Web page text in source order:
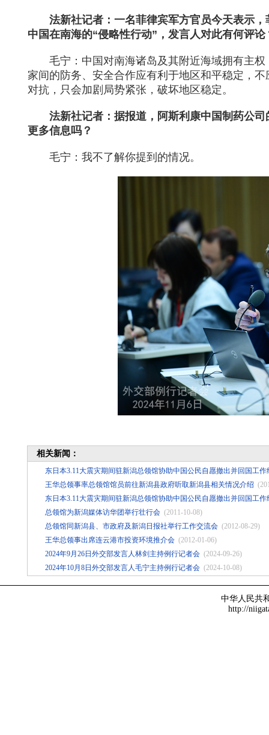
法新社记者：一名菲律宾军方官员今天表示
中国在南海的“侵略性行动”，发言人对此有何评论
毛宁：中国对南海诸岛及其附近海域拥有主
家间的防务、安全合作应有利于地区和平稳定，
对抗，只会加剧局势紧张，破坏地区稳定。
法新社记者：据报道，阿斯利康中国制药公
更多信息吗？
毛宁：我不了解你提到的情况。
相关新闻：
东日本3.11大震灾期间驻新潟总领馆协助中国公民自愿撤出并回国工作
王华总领事率总领馆馆员前往新潟县政府听取新潟县相关情况介绍
东日本3.11大震灾期间驻新潟总领馆协助中国公民自愿撤出并回国工作
总领馆为新潟媒体访华团举行壮行会 (2011-10-08)
总领馆同新潟县、市政府及新潟日报社举行工作交流会 (2012-08-29)
王华总领事出席连云港市投资环境推介会 (2012-01-06)
2024年9月26日外交部发言人林剑主持例行记者会 (2024-09-26)
2024年10月8日外交部发言人毛宁主持例行记者会 (2024-10-08)
中华人民共
http://